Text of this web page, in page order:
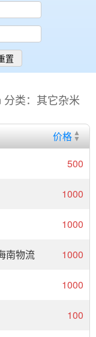
置
分类：其它杂米
价格
500
1000
1000
南物流 1000
1000
100